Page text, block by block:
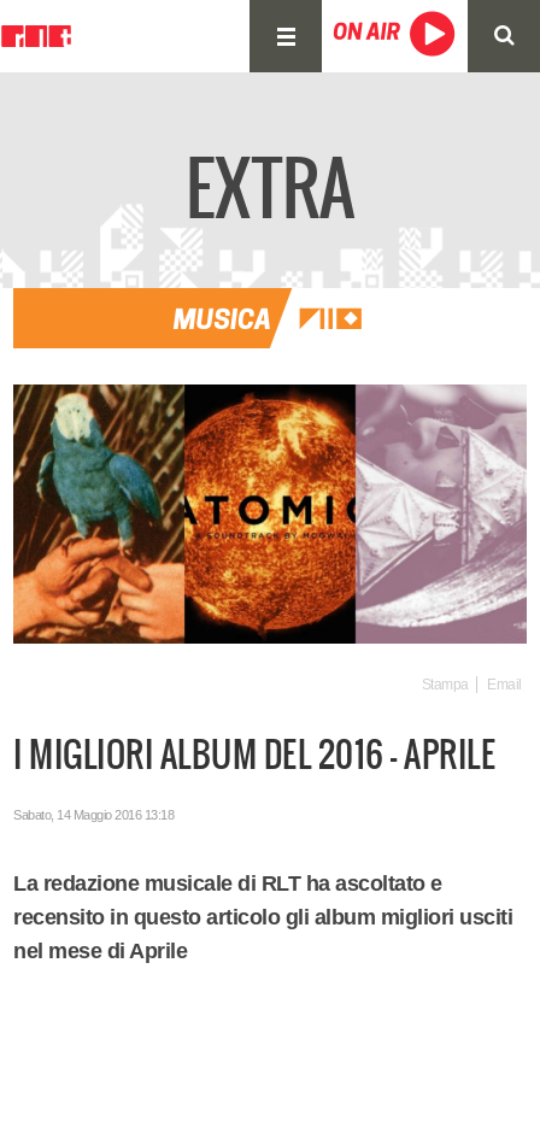
EXTRA
Stampa Email
I MIGLIORI ALBUM DEL 2016 - APRILE
Sabato, 14 Maggio 2016 13:18
La redazione musicale di RLT ha ascoltato e
recensito in questo articolo gli album migliori usciti
nel mese di Aprile